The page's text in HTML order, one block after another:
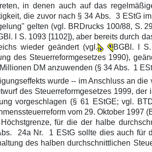
in denen auch auf das
die zuvor nach § 34 Abs. 3 EStG
gelten (vgl. BRDrucks 100/88, S.
I S. 1093 [1102]), aber bereits durch
wieder geändert (vgl.
BGBl. I
des Steuerreformgesetzes 1990),
DM anzuwenden (§ 34 Abs. 1
wurde -- im Anschluss an
des Steuerreformgesetzes 1999,
vorgeschlagen (§ 61 EStGE; vgl.
vom 29. Oktober 1997
für die der halbe
24a Nr. 1 EStG sollte dies auch für
des halben durchschnittlichen